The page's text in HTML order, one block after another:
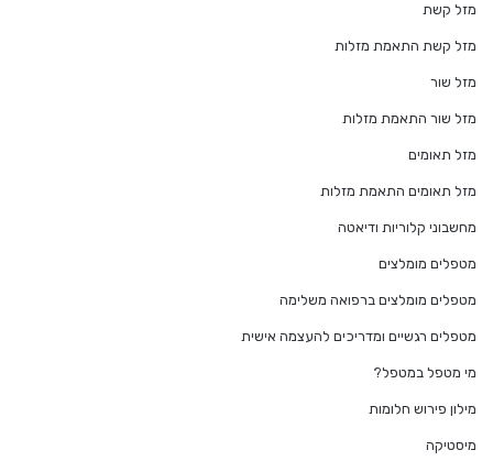
מזל קשת
מזל קשת התאמת מזלות
מזל שור
מזל שור התאמת מזלות
מזל תאומים
מזל תאומים התאמת מזלות
מחשבוני קלוריות ודיאטה
מטפלים מומלצים
מטפלים מומלצים ברפואה משלימה
מטפלים רגשיים ומדריכים להעצמה אישית
מי מטפל במטפל?
מילון פירוש חלומות
מיסטיקה